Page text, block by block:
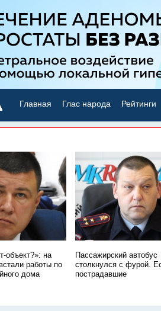
Главная Глас народа Рейтинги
объект?»: на
работы по
дома
Пассажирский автобус
столкнулся с фурой.
пострадавшие